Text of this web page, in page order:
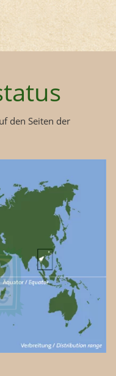
den Seiten der